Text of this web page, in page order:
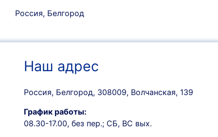
Россия, Белгород
Наш адрес
Россия, Белгород, 308009, Волчанская, 139
График работы:
08.30-17.00, без пер.; СБ, ВС вых.